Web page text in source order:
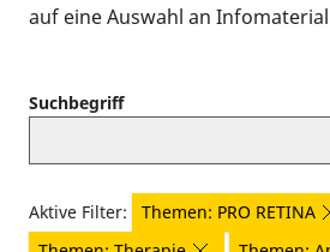
auf eine Auswahl an
Suchbegriff
Aktive Filter:
Themen: PRO RETINA